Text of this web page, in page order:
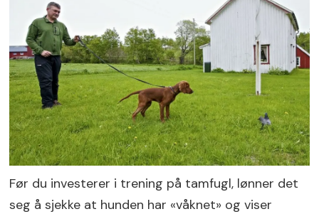
Før du investerer i trening på tamfugl, lønner det
seg å sjekke at hunden har «våknet» og viser